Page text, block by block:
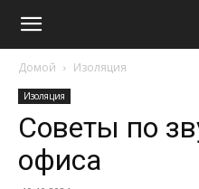
Домой Изоляция
Изоляция
Советы по
офиса